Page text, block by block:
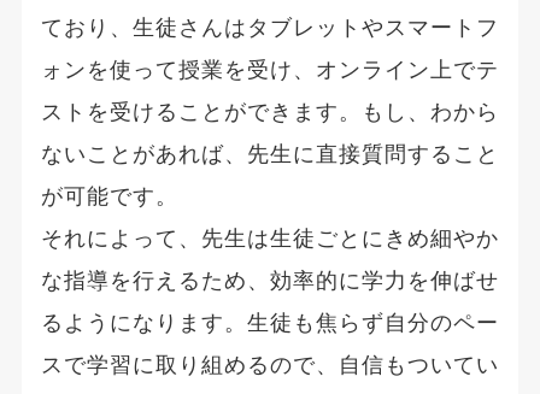
ており、生徒さんはタブレットやスマートフ
ォンを使って授業を受け、オンライン上でテ
ストを受けることができます。もし、わから
ないことがあれば、先生に直接質問すること
が可能です。
それによって、先生は生徒ごとにきめ細やか
な指導を行えるため、効率的に学力を伸ばせ
るようになります。生徒も焦らず自分のペー
スで学習に取り組めるので、自信もついてい